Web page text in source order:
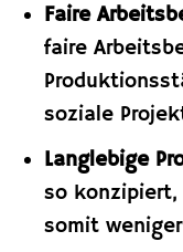
Faire
faire
soziale
Langlebige
so
somit